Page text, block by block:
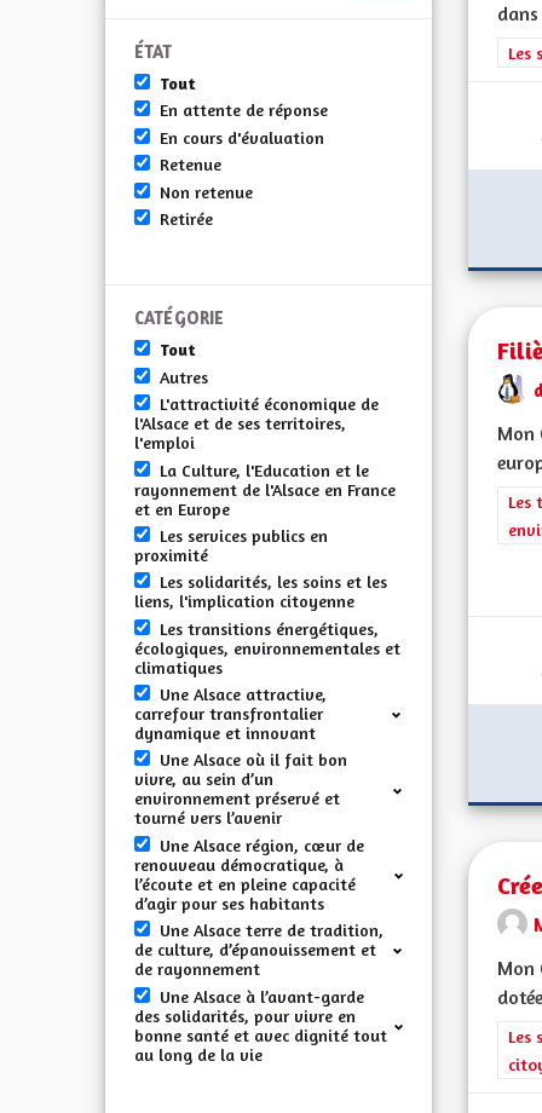
ÉTAT
Tout
En attente de réponse
En cours d'évaluation
Retenue
Non retenue
Retirée
CATÉGORIE
Tout
Autres
L'attractivité économique de
l'Alsace et de ses territoires,
l'emploi
La Culture, l'Education et le
rayonnement de l'Alsace en France
et en Europe
Les services publics en
proximité
Les solidarités, les soins et les
liens, l'implication citoyenne
Les transitions énergétiques,
écologiques, environnementales et
climatiques
Une Alsace attractive,
carrefour transfrontalier
dynamique et innovant
Une Alsace où il fait bon
vivre, au sein d’un
environnement préservé et
tourné vers l’avenir
Une Alsace région, cœur de
renouveau démocratique, à
l’écoute et en pleine capacité
d’agir pour ses habitants
Une Alsace terre de tradition,
de culture, d’épanouissement et
de rayonnement
Une Alsace à l’avant-garde
des solidarités, pour vivre en
bonne santé et avec dignité tout
au long de la vie
Les
Mon
Les
Mon
Les